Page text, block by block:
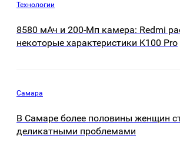
Технологии
8580 мАч и 200-Мп камера: Redmi
некоторые характеристики K100 Pro
Самара
В Самаре более половины женщин
деликатными проблемами